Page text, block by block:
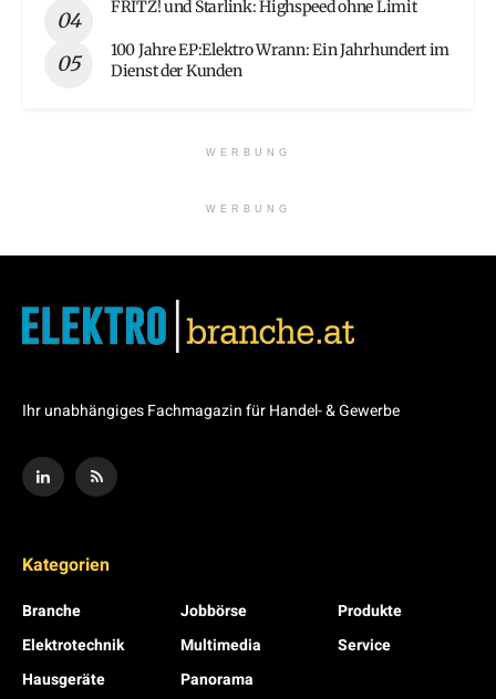
FRITZ! und Starlink: Highspeed ohne Limit
100 Jahre EP:Elektro Wrann: Ein Jahrhundert im
Dienst der Kunden
WERBUNG
WERBUNG
Ihr unabhängiges Fachmagazin für Handel- & Gewerbe
Kategorien
Branche
Elektrotechnik
Hausgeräte
Jobbörse
Multimedia
Panorama
Produkte
Service